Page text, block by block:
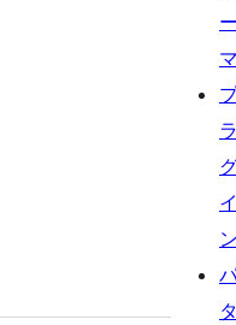
ー
マ
ラ
イ
ン
タ